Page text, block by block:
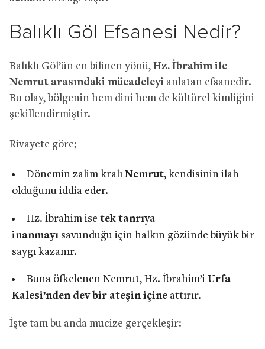
Balıklı Göl Efsanesi Nedir?
Balıklı Göl’ün en bilinen yönü, Hz. İbrahim ile
Nemrut arasındaki mücadeleyi anlatan efsanedir.
Bu olay, bölgenin hem dini hem de kültürel kimliğini
şekillendirmiştir.
Rivayete göre;
Dönemin zalim kralı Nemrut, kendisinin ilah
olduğunu iddia eder.
Hz. İbrahim ise tek tanrıya
inanmayı savunduğu için halkın gözünde büyük bir
saygı kazanır.
Buna öfkelenen Nemrut, Hz. İbrahim’i Urfa
Kalesi’nden dev bir ateşin içine attırır.
İşte tam bu anda mucize gerçekleşir: